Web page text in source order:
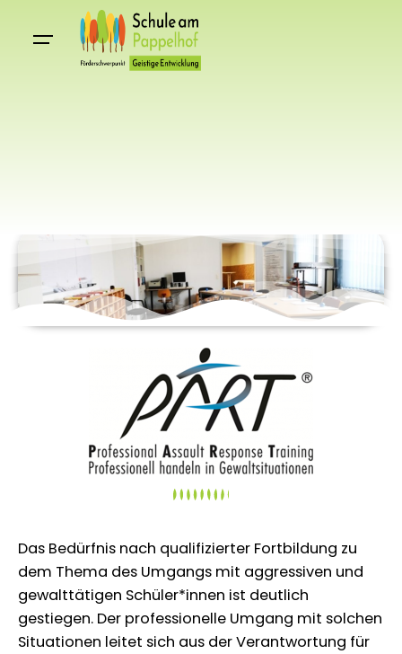
Das Bedürfnis nach qualifizierter Fortbildung zu
dem Thema des Umgangs mit aggressiven und
gewalttätigen Schüler*innen ist deutlich
gestiegen. Der professionelle Umgang mit solchen
Situationen leitet sich aus der Verantwortung für